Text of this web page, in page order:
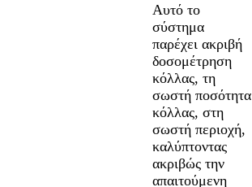
Αυτό το
σύστημα
παρέχει ακριβή
δοσομέτρηση
κόλλας, τη
σωστή ποσότητα
κόλλας, στη
σωστή περιοχή,
καλύπτοντας
ακριβώς την
απαιτούμενη